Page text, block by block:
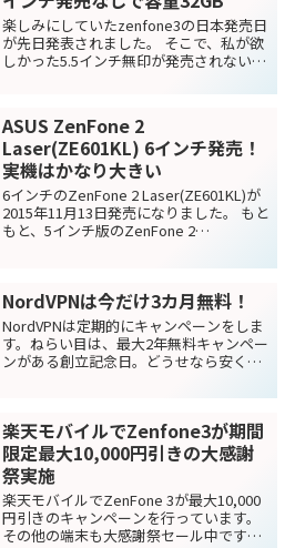
楽しみにしていたzenfone3の日本発売日
が先日発表されました。 そこで、私が欲
しかった5.5インチ無印が発売されないこ
報を探してみましたが、5.5インチ無印が
ので...
ASUS ZenFone 2
Laser(ZE601KL) 6インチ発売！
実機はかなり大きい
6インチのZenFone 2 Laser(ZE601KL)が
2015年11月13日発売になりました。 もと
もと、5インチ版のZenFone 2
NordVPNは今だけ3カ月無料！
NordVPNは定期的にキャンペーンをしま
す。ねらい目は、最大2年無料キャンペー
ンがある創立記念日。どうせなら安く契
楽天モバイルでZenfone3が期間
限定最大10,000円引きの大感謝
祭実施
楽天モバイルでZenFone 3が最大10,000
円引きのキャンペーンを行っています。
その他の端末も大感謝祭セール中です。